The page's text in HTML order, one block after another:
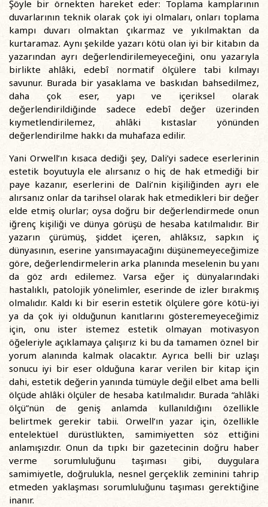
Şöyle bir örnekten hareket eder: Toplama kamplarının
duvarlarının teknik olarak çok iyi olmaları, onları toplama
kampı duvarı olmaktan çıkarmaz ve yıkılmaktan da
kurtaramaz. Aynı şekilde yazarı kötü olan iyi bir kitabın da
yazarından ayrı değerlendirilemeyeceğini, onu yazarıyla
birlikte ahlâki, edebî normatif ölçülere tabi kılmayı
savunur. Burada bir yasaklama ve baskıdan bahsedilmez,
daha çok eser, yapı ve içeriksel olarak
değerlendirildiğinde sadece edebî değer üzerinden
kıymetlendirilemez, ahlâki kıstaslar yönünden
değerlendirilme hakkı da muhafaza edilir.
Yani Orwell’ın kısaca dediği şey, Dali’yi sadece eserlerinin
estetik boyutuyla ele alırsanız o hiç de hak etmediği bir
paye kazanır, eserlerini de Dali’nin kişiliğinden ayrı ele
alırsanız onlar da tarihsel olarak hak etmedikleri bir değer
elde etmiş olurlar; oysa doğru bir değerlendirmede onun
iğrenç kişiliği ve dünya görüşü de hesaba katılmalıdır. Bir
yazarın çürümüş, şiddet içeren, ahlâksız, sapkın iç
dünyasının, eserine yansımayacağını düşünemeyeceğimize
göre, değerlendirmelerin arka planında meselenin bu yanı
da göz ardı edilemez. Varsa eğer iç dünyalarındaki
hastalıklı, patolojik yönelimler, eserinde de izler bırakmış
olmalıdır. Kaldı ki bir eserin estetik ölçülere göre kötü-iyi
ya da çok iyi olduğunun kanıtlarını gösteremeyeceğimiz
için, onu ister istemez estetik olmayan motivasyon
öğeleriyle açıklamaya çalışırız ki bu da tamamen öznel bir
yorum alanında kalmak olacaktır. Ayrıca belli bir uzlaşı
sonucu iyi bir eser olduğuna karar verilen bir kitap için
dahi, estetik değerin yanında tümüyle değil elbet ama belli
ölçüde ahlâki ölçüler de hesaba katılmalıdır. Burada “ahlâki
ölçü”nün de geniş anlamda kullanıldığını özellikle
belirtmek gerekir tabii. Orwell’ın yazar için, özellikle
entelektüel dürüstlükten, samimiyetten söz ettiğini
anlamışızdır. Onun da tıpkı bir gazetecinin doğru haber
verme sorumluluğunu taşıması gibi, duygulara
samimiyetle, doğrulukla, nesnel gerçeklik zeminini tahrip
etmeden yaklaşması sorumluluğunu taşıması gerektiğine
inanır.